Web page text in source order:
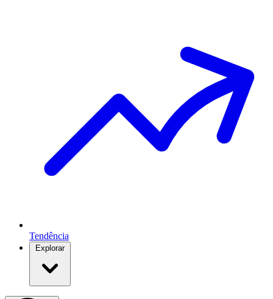
Tendência
Explorar